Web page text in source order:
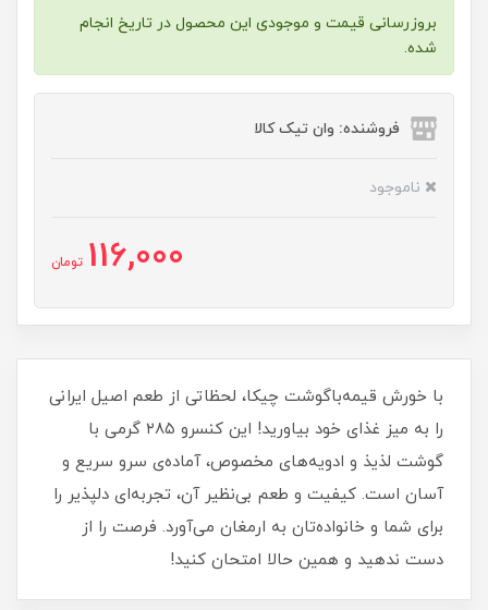
بروزرسانی قیمت و موجودی این محصول در تاریخ انجام
شده.
فروشنده: وان تیک کالا
ناموجود
116,000 تومان
با خورش قیمه‌باگوشت چیکا، لحظاتی از طعم اصیل ایرانی
را به میز غذای خود بیاورید! این کنسرو ۲۸۵ گرمی با
گوشت لذیذ و ادویه‌های مخصوص، آماده‌ی سرو سریع و
آسان است. کیفیت و طعم بی‌نظیر آن، تجربه‌ای دلپذیر را
برای شما و خانواده‌تان به ارمغان می‌آورد. فرصت را از
دست ندهید و همین حالا امتحان کنید!